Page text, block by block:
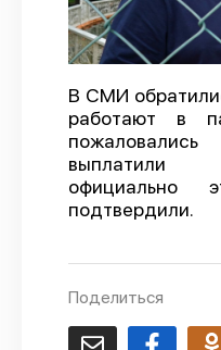
О
Политика
В СМИ
работают в
выплатили
официально
подтвердили.
Поделиться